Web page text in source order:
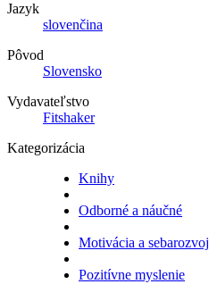
Jazyk
slovenčina
Pôvod
Slovensko
Vydavateľstvo
Fitshaker
Kategorizácia
Knihy
Odborné a náučné
Motivácia a sebarozvoj
Pozitívne myslenie